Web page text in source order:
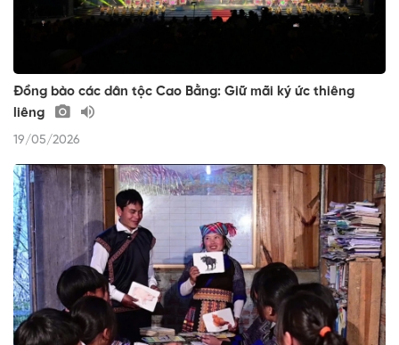
Đồng bào các dân tộc Cao Bằng: Giữ mãi ký ức thiêng
liêng
19/05/2026